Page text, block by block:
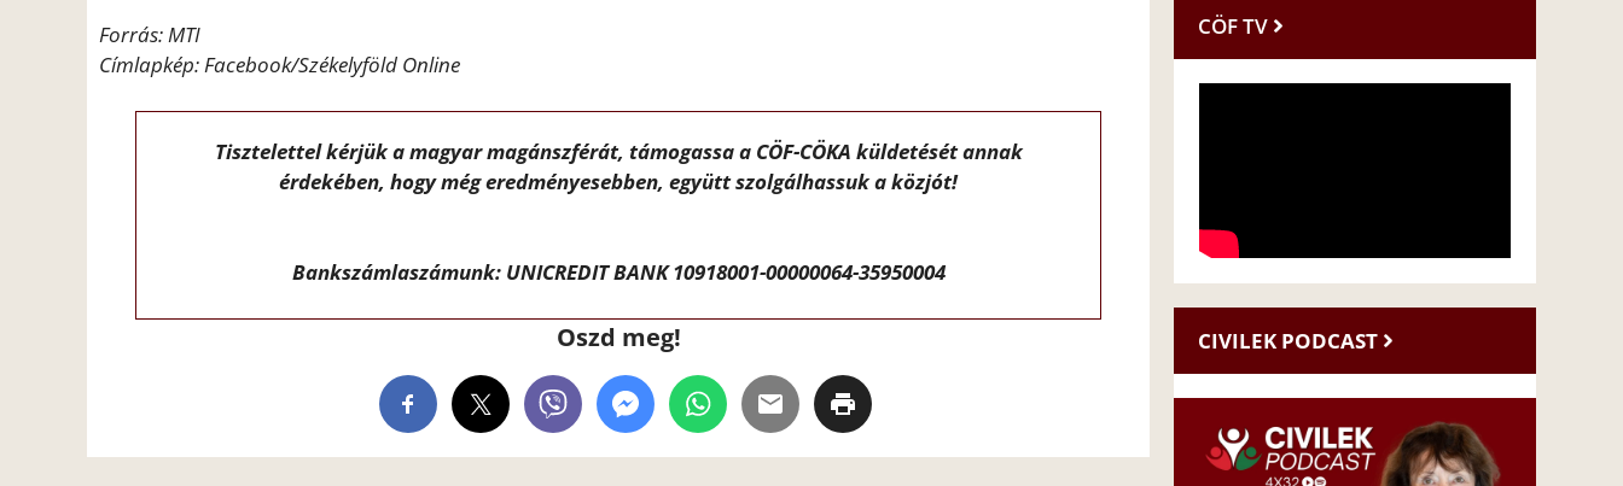
Forrás: MTI
Címlapkép: Facebook/Székelyföld Online
Tisztelettel kérjük a magyar magánszférát, támogassa a CÖF-CÖKA küldetését annak
érdekében, hogy még eredményesebben, együtt szolgálhassuk a közjót!
Bankszámlaszámunk: UNICREDIT BANK 10918001-00000064-35950004
Oszd meg!
CÖF TV
CIVILEK PODCAST